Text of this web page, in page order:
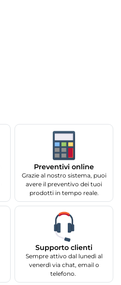
Preventivi online
Grazie al nostro sistema, puoi
avere il preventivo dei tuoi
prodotti in tempo reale.
Supporto clienti
Sempre attivo dal lunedì al
venerdì via chat, email o
telefono.